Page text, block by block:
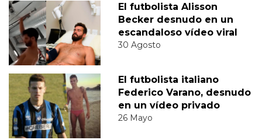
El futbolista Alisson
Becker desnudo en un
escandaloso vídeo viral
30 Agosto
El futbolista italiano
Federico Varano, desnudo
en un vídeo privado
26 Mayo